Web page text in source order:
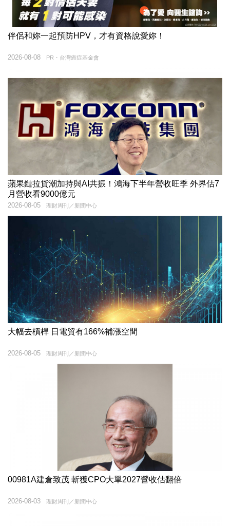
伴侶和妳一起預防HPV，才有資格說愛妳！
PR・台灣癌症基金會
2026-08-08
蘋果鏈拉貨潮加持與AI共振！鴻海下半年營收旺季 外界估7
月營收看9000億元
理財周刊／新聞中心
2026-08-05
大幅去槓桿 日電貿有166%補漲空間
理財周刊／新聞中心
2026-08-05
00981A建倉致茂 斬獲CPO大單2027營收估翻倍
理財周刊／新聞中心
2026-08-03